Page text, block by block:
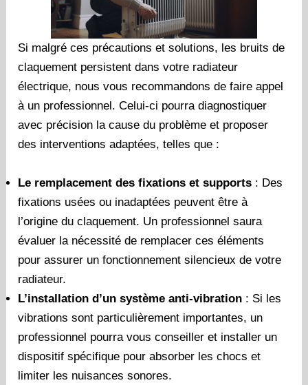
Si malgré ces précautions et solutions, les bruits de
claquement persistent dans votre radiateur
électrique, nous vous recommandons de faire appel
à un professionnel. Celui-ci pourra diagnostiquer
avec précision la cause du problème et proposer
des interventions adaptées, telles que :
Le remplacement des fixations et supports : Des
fixations usées ou inadaptées peuvent être à
l’origine du claquement. Un professionnel saura
évaluer la nécessité de remplacer ces éléments
pour assurer un fonctionnement silencieux de votre
radiateur.
L’installation d’un système anti-vibration : Si les
vibrations sont particulièrement importantes, un
professionnel pourra vous conseiller et installer un
dispositif spécifique pour absorber les chocs et
limiter les nuisances sonores.